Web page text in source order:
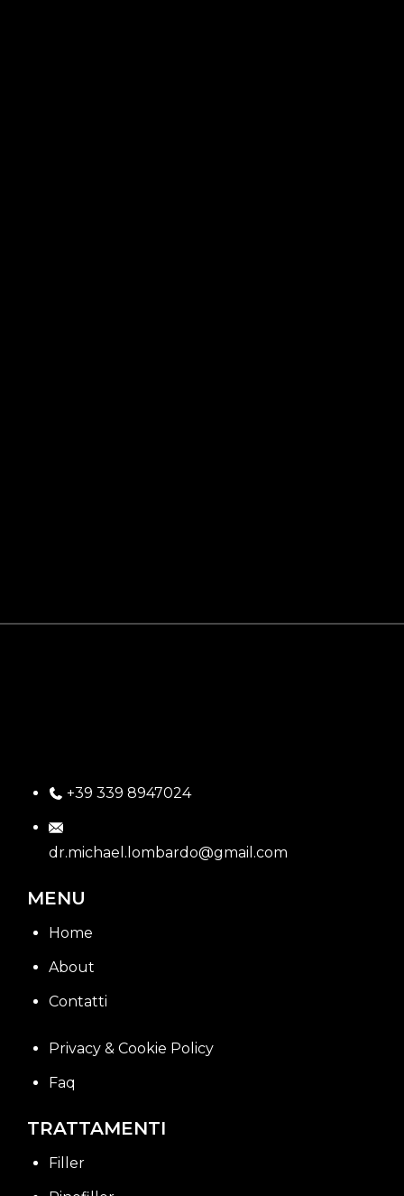
+39 339 8947024
dr.michael.lombardo@gmail.com
MENU
Home
About
Contatti
Privacy & Cookie Policy
Faq
TRATTAMENTI
Filler